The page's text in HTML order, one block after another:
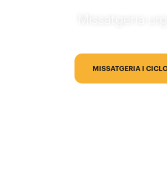
MISSATGERIA I